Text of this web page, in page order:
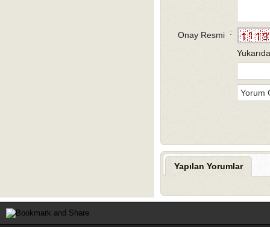
Onay Resmi :
Yapılan Yorumlar